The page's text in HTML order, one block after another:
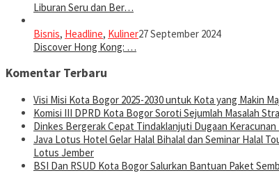
Liburan Seru dan Ber…
Bisnis, Headline, Kuliner27 September 2024
Discover Hong Kong: …
Komentar Terbaru
Visi Misi Kota Bogor 2025-2030 untuk Kota yang Makin
Komisi III DPRD Kota Bogor Soroti Sejumlah Masalah
Dinkes Bergerak Cepat Tindaklanjuti Dugaan Keracunan
Java Lotus Hotel Gelar Halal Bihalal dan Seminar Halal
Lotus Jember
BSI Dan RSUD Kota Bogor Salurkan Bantuan Paket